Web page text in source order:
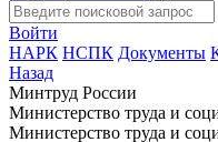
Войти
НАРК НСПК Документы
Назад
Минтруд России
Министерство труда и
Министерство труда и